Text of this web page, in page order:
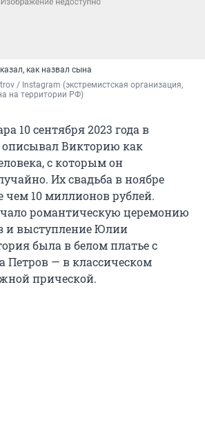
как назвал сына
/ Instagram (экстремистская организация,
на территории РФ)
10 сентября 2023 года в
описывал Викторию как
с которым он
Их свадьба в ноябре
чем 10 миллионов рублей.
романтическую церемонию
и выступление Юлии
была в белом платье с
Петров — в классическом
прической.